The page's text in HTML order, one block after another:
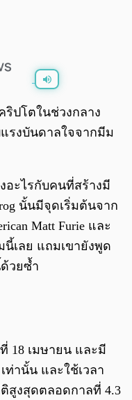
0:00
ริปโตในช่วงกลาง
รงบันดาลใจจากมีม
อะไรกับคนที่สร้างมี
นั้นมีจุดเริ่มต้นจาก
Matt Furie และ
เลย แถมเขายังพูด
วยซ้ำ
18 เมษายน และมี
ท่านั้น และใช้เวลา
สูงสุดตลอดกาลที่ 4.3